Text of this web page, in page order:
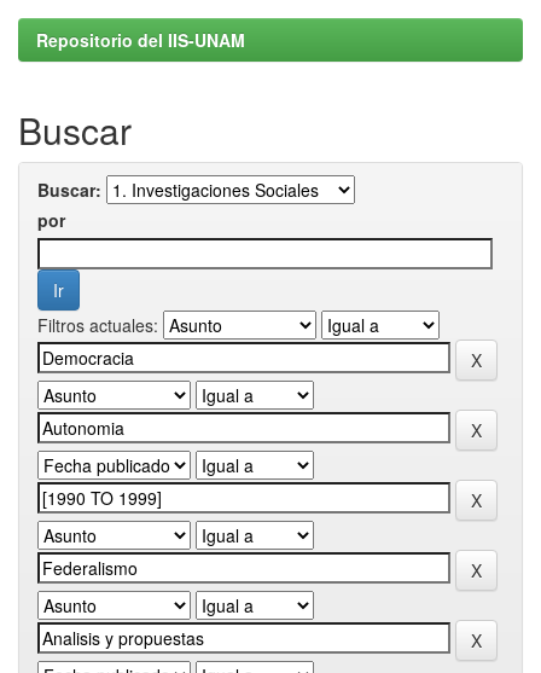
Repositorio del IIS-UNAM
Buscar
Buscar:
por
Filtros actuales: